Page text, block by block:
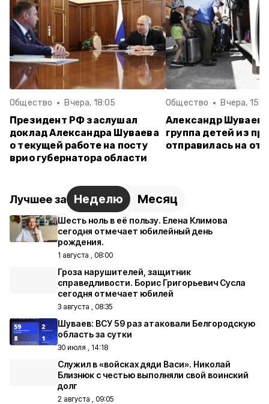
Общество Вчера, 18:05
Президент РФ заслушал
доклад Александра Шуваева
о текущей работе на посту
врио губернатора области
Общество Вчера,
Александр Шуваев:
группа детей из
отправилась на
Лучшее за Неделю Месяц
Шесть ноль в её пользу. Елена Климова
сегодня отмечает юбилейный день
рождения.
1 августа , 08:00
Гроза нарушителей, защитник
справедливости. Борис Григорьевич Сусла
сегодня отмечает юбилей
3 августа , 08:35
Шуваев: ВСУ 59 раз атаковали Белгородскую
область за сутки
30 июля , 14:18
Служил в «войсках дяди Васи». Николай
Близнюк с честью выполняли свой воинский
долг
2 августа , 09:05